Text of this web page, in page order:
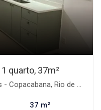
quarto, 37m²
Rio de Janeiro-RJ
37 m²